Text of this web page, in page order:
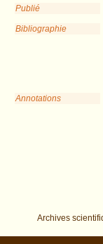
Publié
Bibliographie
Annotations
Archives